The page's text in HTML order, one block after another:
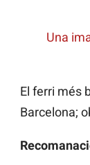
Una
El ferri més
Barcelona;